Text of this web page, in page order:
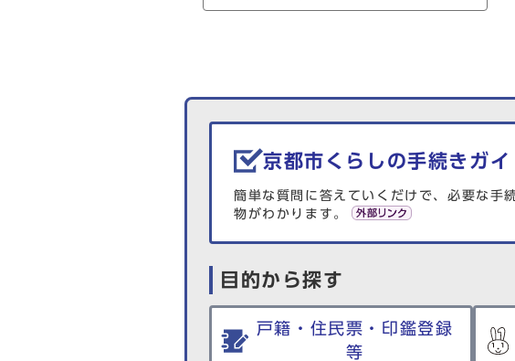
生活情報を探す
京都市くらしの手続きガイ
簡単な質問に答えていくだけで、必要な手
物がわかります。
目的から探す
戸籍・住民票・印鑑登録
等